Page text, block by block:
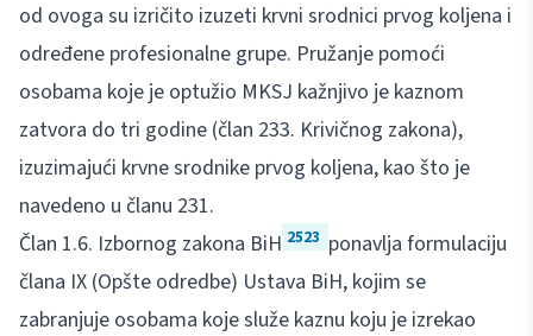
od ovoga su izričito izuzeti krvni srodnici prvog koljena i
određene profesionalne grupe. Pružanje pomoći
osobama koje je optužio MKSJ kažnjivo je kaznom
zatvora do tri godine (član 233. Krivičnog zakona),
izuzimajući krvne srodnike prvog koljena, kao što je
navedeno u članu 231.
Član 1.6. Izbornog zakona BiH 2523 ponavlja formulaciju
člana IX (Opšte odredbe) Ustava BiH, kojim se
zabranjuje osobama koje služe kaznu koju je izrekao